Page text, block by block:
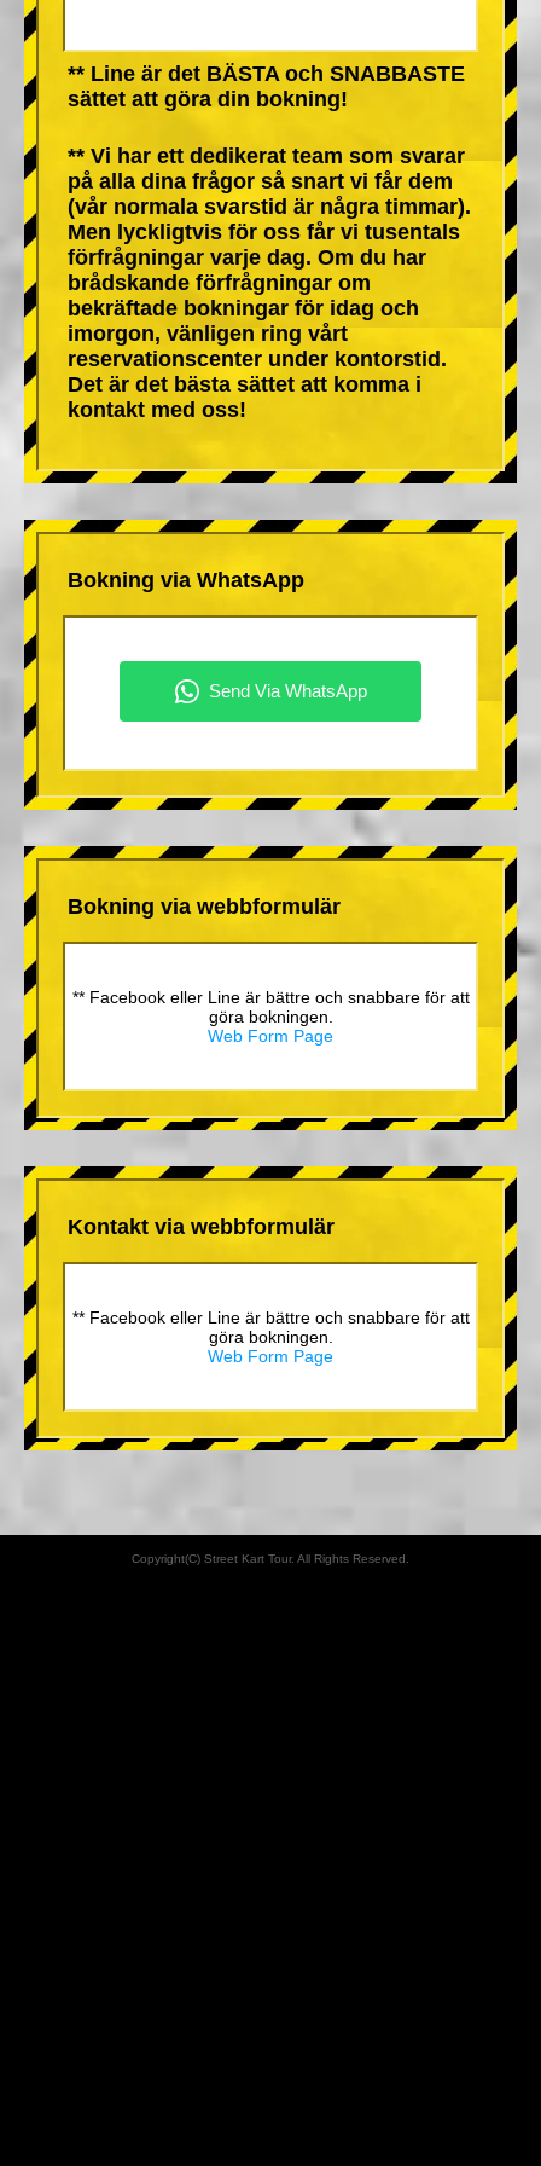
** Line är det BÄSTA och SNABBASTE
sättet att göra din bokning!
** Vi har ett dedikerat team som svarar
på alla dina frågor så snart vi får dem
(vår normala svarstid är några timmar).
Men lyckligtvis för oss får vi tusentals
förfrågningar varje dag. Om du har
brådskande förfrågningar om
bekräftade bokningar för idag och
imorgon, vänligen ring vårt
reservationscenter under kontorstid.
Det är det bästa sättet att komma i
kontakt med oss!
Bokning via WhatsApp
Bokning via webbformulär
** Facebook eller Line är bättre och snabbare för att
göra bokningen.
Web Form Page
Kontakt via webbformulär
** Facebook eller Line är bättre och snabbare för att
göra bokningen.
Web Form Page
Copyright(C) Street Kart Tour. All Rights Reserved.